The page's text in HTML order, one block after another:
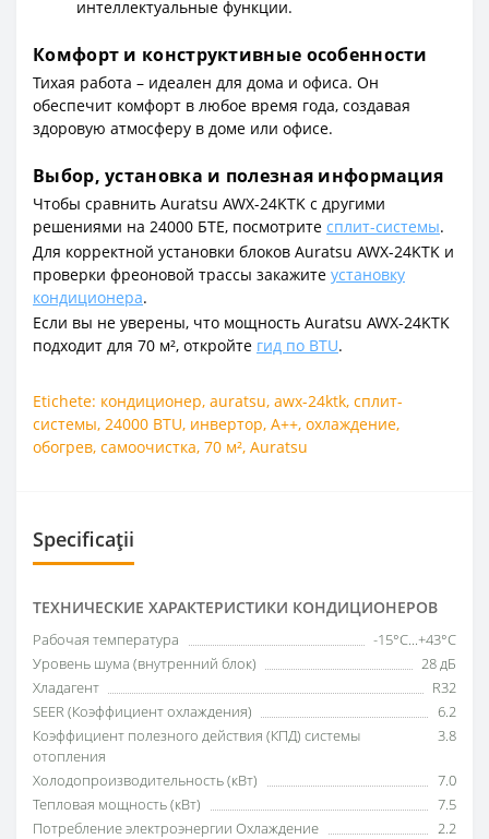
интеллектуальные функции.
Комфорт и конструктивные особенности
Тихая работа – идеален для дома и офиса. Он
обеспечит комфорт в любое время года, создавая
здоровую атмосферу в доме или офисе.
Выбор, установка и полезная информация
Чтобы сравнить Auratsu AWX-24KTK с другими
решениями на 24000 БТЕ, посмотрите сплит-системы.
Для корректной установки блоков Auratsu AWX-24KTK и
проверки фреоновой трассы закажите установку
кондиционера.
Если вы не уверены, что мощность Auratsu AWX-24KTK
подходит для 70 м², откройте гид по BTU.
Etichete: кондиционер, auratsu, awx-24ktk, сплит-
системы, 24000 BTU, инвертор, A++, охлаждение,
обогрев, самоочистка, 70 м², Auratsu
Specificații
ТЕХНИЧЕСКИЕ ХАРАКТЕРИСТИКИ КОНДИЦИОНЕРОВ
Рабочая температура
-15°C...+43°C
Уровень шума (внутренний блок)
28 дБ
Хладагент
R32
SEER (Коэффициент охлаждения)
6.2
Коэффициент полезного действия (КПД) системы
отопления
3.8
Холодопроизводительность (кВт)
7.0
Тепловая мощность (кВт)
7.5
Потребление электроэнергии Охлаждение
2.2